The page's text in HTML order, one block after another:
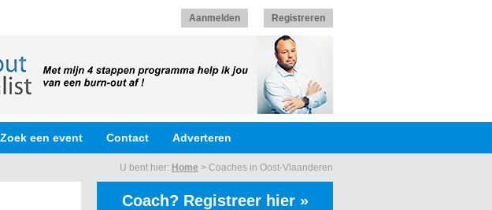
Aanmelden Registreren
Zoek een event Contact Adverteren
U bent hier: Home > Coaches in Oost-Vlaanderen
Coach? Registreer hier »